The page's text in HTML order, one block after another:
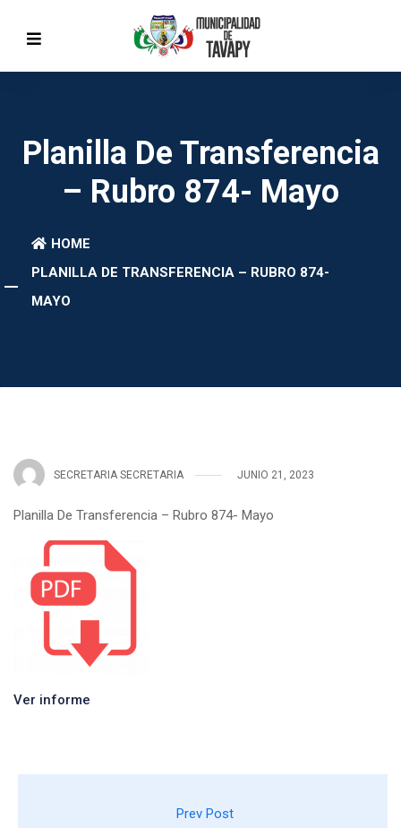
Planilla De Transferencia
– Rubro 874- Mayo
HOME
PLANILLA DE TRANSFERENCIA – RUBRO 874-
MAYO
SECRETARIA SECRETARIA JUNIO 21, 2023
Planilla De Transferencia – Rubro 874- Mayo
Ver informe
Prev Post